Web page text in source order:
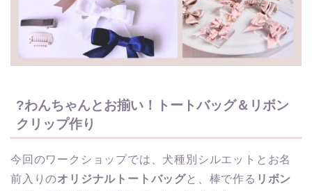
?わんちゃんとお揃い！トートバッグ＆リボン
クリップ作り
今回のワークショップでは、犬種別シルエットとお名
前入りのオリジナルトートバッグと、棒で作る リボン